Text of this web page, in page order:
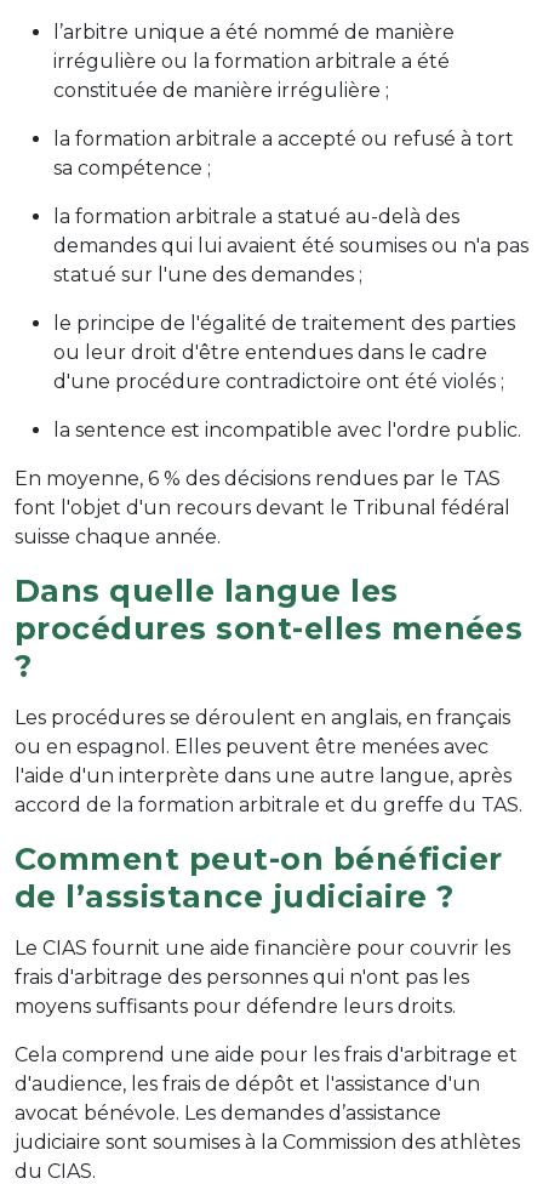
l’arbitre unique a été nommé de manière
irrégulière ou la formation arbitrale a été
constituée de manière irrégulière ;
la formation arbitrale a accepté ou refusé à tort
sa compétence ;
la formation arbitrale a statué au-delà des
demandes qui lui avaient été soumises ou n'a pas
statué sur l'une des demandes ;
le principe de l'égalité de traitement des parties
ou leur droit d'être entendues dans le cadre
d'une procédure contradictoire ont été violés ;
la sentence est incompatible avec l'ordre public.
En moyenne, 6 % des décisions rendues par le TAS
font l'objet d'un recours devant le Tribunal fédéral
suisse chaque année.
Dans quelle langue les
procédures sont-elles menées
?
Les procédures se déroulent en anglais, en français
ou en espagnol. Elles peuvent être menées avec
l'aide d'un interprète dans une autre langue, après
accord de la formation arbitrale et du greffe du TAS.
Comment peut-on bénéficier
de l’assistance judiciaire ?
Le CIAS fournit une aide financière pour couvrir les
frais d'arbitrage des personnes qui n'ont pas les
moyens suffisants pour défendre leurs droits.
Cela comprend une aide pour les frais d'arbitrage et
d'audience, les frais de dépôt et l'assistance d'un
avocat bénévole. Les demandes d’assistance
judiciaire sont soumises à la Commission des athlètes
du CIAS.